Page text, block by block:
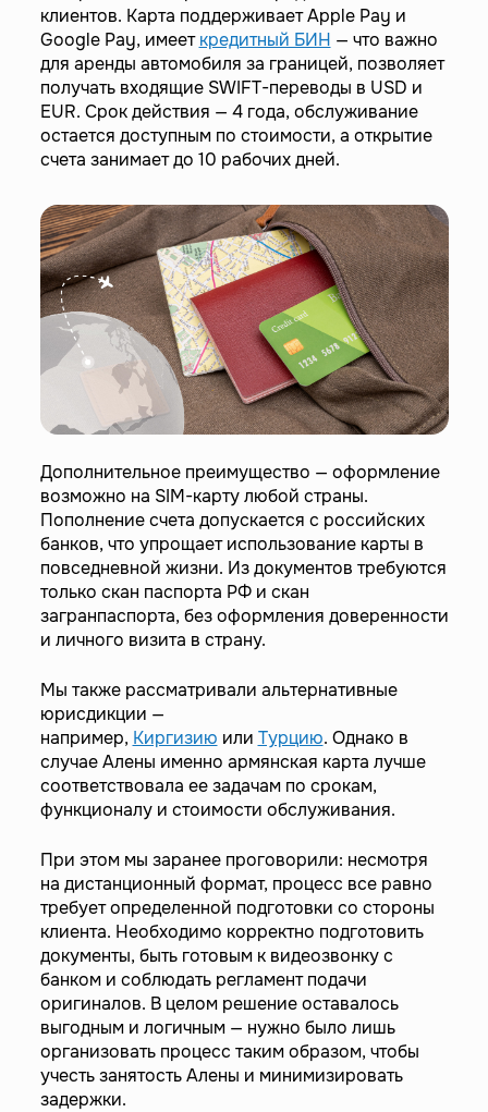
клиентов. Карта поддерживает Apple Pay и
Google Pay, имееткредитный БИН — что важно
для аренды автомобиля за границей, позволяет
получать входящие SWIFT-переводы в USD и
EUR. Срок действия — 4 года, обслуживание
остается доступным по стоимости, а открытие
счета занимает до 10 рабочих дней.
Дополнительное преимущество — оформление
возможно на SIM-карту любой страны.
Пополнение счета допускается с российских
банков, что упрощает использование карты в
повседневной жизни. Из документов требуются
только скан паспорта РФ и скан
загранпаспорта, без оформления доверенности
и личного визита в страну.
Мы также рассматривали альтернативные
юрисдикции —
например, Киргизию или Турцию. Однако в
случае Алены именно армянская карта лучше
соответствовала ее задачам по срокам,
функционалу и стоимости обслуживания.
При этом мы заранее проговорили: несмотря
на дистанционный формат, процесс все равно
требует определенной подготовки со стороны
клиента. Необходимо корректно подготовить
документы, быть готовым к видеозвонку с
банком и соблюдать регламент подачи
оригиналов. В целом решение оставалось
выгодным и логичным — нужно было лишь
организовать процесс таким образом, чтобы
учесть занятость Алены и минимизировать
задержки.